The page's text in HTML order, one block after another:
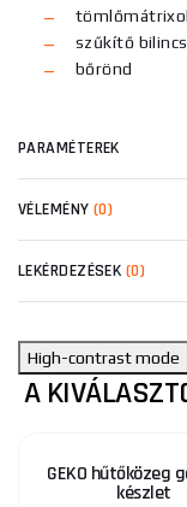
szűkítő
bőrönd
PARAMÉTEREK
VÉLEMÉNY (0)
LEKÉRDEZÉSEK (0)
High-contrast mode
A
GEKO hűtőközeg
készlet